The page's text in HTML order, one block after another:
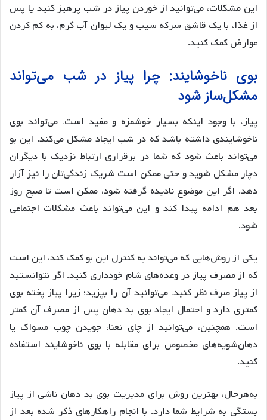
این مشکلات، می‌توانید از خوردن پیاز در شب پرهیز کنید یا پس
از غذا، با یک قاشق سرکه سیب و یک لیوان آب گرم، به کم کردن
عوارض کمک کنید.
بوی ناخوشایند: چرا پیاز در شب می‌تواند
مشکل‌ساز شود
پیاز، با وجود اینکه بسیار خوشمزه و مفید است، می‌تواند بوی
ناخوشایندی داشته باشد که در شب ایجاد مشکل می‌کند. این بو
می‌تواند باعث شود که شما در برقراری ارتباط نزدیک با دیگران
دچار مشکل شوید و حتی ممکن است شریک زندگی‌تان را نیز آزار
دهد. اگر این موضوع نادیده گرفته شود، ممکن است تا صبح روز
بعد هم ادامه پیدا کند و این می‌تواند باعث مشکلات اجتماعی
شود.
یکی از روش‌هایی که می‌تواند به کنترل این بو کمک کند، این است
که از مصرف پیاز در وعده‌های شام خودداری کنید. اگر نتوانستید
از پیاز صرف نظر کنید، می‌توانید آن را بپزید؛ زیرا پیاز پخته بوی
کمتری دارد و احتمال ایجاد بوی بد دهان پس از مصرف آن کمتر
است. همچنین، می‌توانید از چای نعنا، جویدن چوب مسواک یا
دهان‌شویه‌های مخصوص برای مقابله با بوی ناخوشایند استفاده
کنید.
به‌هرحال، بهترین روش برای مدیریت بوی بد دهان ناشی از پیاز
بستگی به شرایط شما دارد. با انجام راهکارهای ذکر شده بعد از